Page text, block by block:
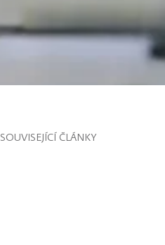
SOUVISEJÍCÍ ČLÁNKY